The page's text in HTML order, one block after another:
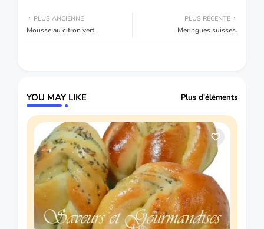
PLUS RÉCENTE
Meringues suisses.
PLUS ANCIENNE
Mousse au citron vert.
YOU MAY LIKE Plus d'éléments